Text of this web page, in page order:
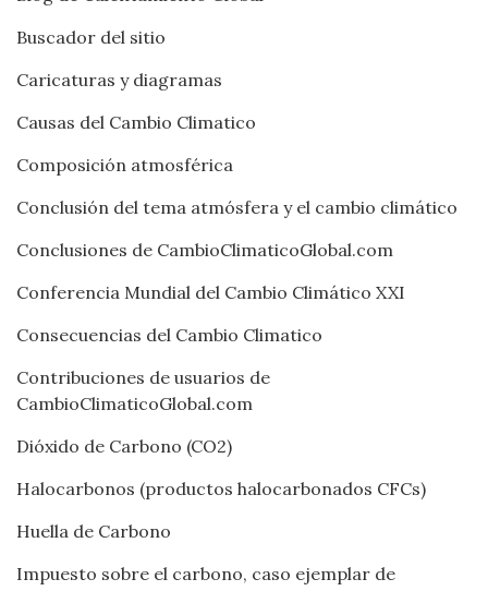
Buscador del sitio
Caricaturas y diagramas
Causas del Cambio Climatico
Composición atmosférica
Conclusión del tema atmósfera y el cambio climático
Conclusiones de CambioClimaticoGlobal.com
Conferencia Mundial del Cambio Climático XXI
Consecuencias del Cambio Climatico
Contribuciones de usuarios de
CambioClimaticoGlobal.com
Dióxido de Carbono (CO2)
Halocarbonos (productos halocarbonados CFCs)
Huella de Carbono
Impuesto sobre el carbono, caso ejemplar de